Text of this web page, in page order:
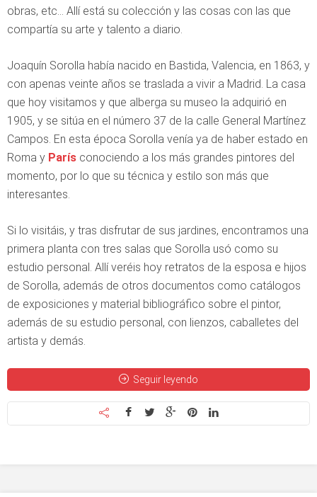
obras, etc… Allí está su colección y las cosas con las que
compartía su arte y talento a diario.
Joaquín Sorolla había nacido en Bastida, Valencia, en 1863, y
con apenas veinte años se traslada a vivir a Madrid. La casa
que hoy visitamos y que alberga su museo la adquirió en
1905, y se sitúa en el número 37 de la calle General Martínez
Campos. En esta época Sorolla venía ya de haber estado en
Roma y París conociendo a los más grandes pintores del
momento, por lo que su técnica y estilo son más que
interesantes.
Si lo visitáis, y tras disfrutar de sus jardines, encontramos una
primera planta con tres salas que Sorolla usó como su
estudio personal. Allí veréis hoy retratos de la esposa e hijos
de Sorolla, además de otros documentos como catálogos
de exposiciones y material bibliográfico sobre el pintor,
además de su estudio personal, con lienzos, caballetes del
artista y demás.
Seguir leyendo